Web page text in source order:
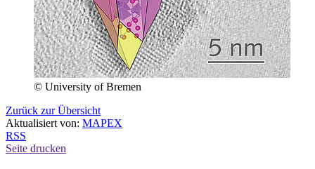
© University of Bremen
Zurück zur Übersicht
Aktualisiert von: MAPEX
RSS
Seite drucken